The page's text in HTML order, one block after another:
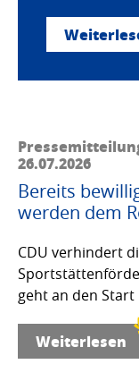
26.07.2026
Bereits
werden dem
CDU verhindert
geht an den Start
Weiterlesen